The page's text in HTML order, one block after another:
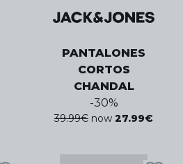
PANTALONES
CORTOS
CHANDAL
-30%
39.99€ now 27.99€